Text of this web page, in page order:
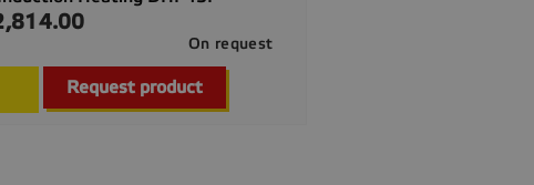
On request
Request product
Quick view